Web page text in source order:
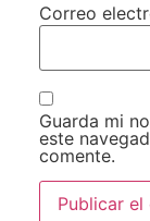
Correo
Guarda mi
este
comente.